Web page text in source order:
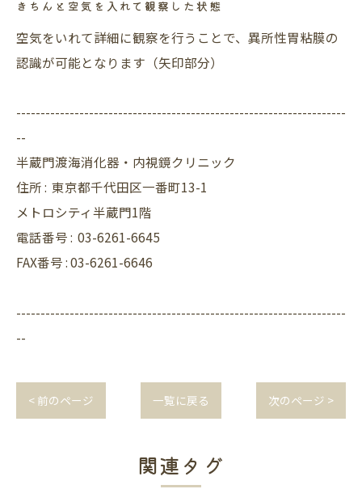
きちんと空気を入れて観察した状態
空気をいれて詳細に観察を行うことで、異所性胃粘膜の
認識が可能となります（矢印部分）
--------------------------------------------------------------------
--
半蔵門渡海消化器・内視鏡クリニック
住所 : 東京都千代田区一番町13-1
メトロシティ半蔵門1階
電話番号 : 03-6261-6645
FAX番号 : 03-6261-6646
--------------------------------------------------------------------
--
< 前のページ 一覧に戻る 次のページ >
関連タグ